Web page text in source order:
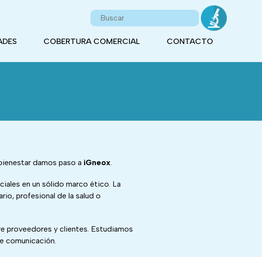
COBERTURA COMERCIAL CONTACTO
damos paso a iGneox.
en un sólido marco ético. La
profesional de la salud o
proveedores y clientes. Estudiamos
comunicación.